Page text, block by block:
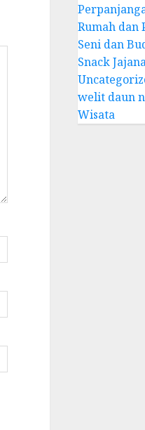
Rumah dan
Seni dan
Snack
welit daun
Wisata